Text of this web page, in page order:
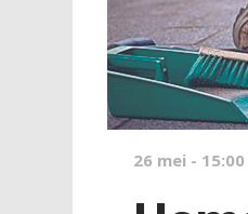
26 mei - 15:00